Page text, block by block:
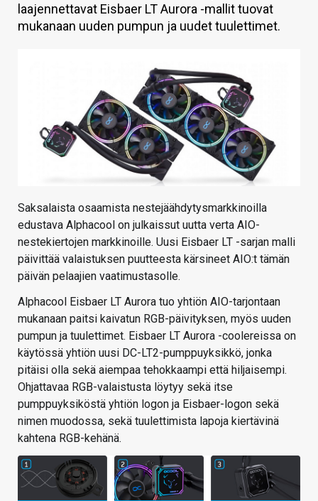
HINTA.FI
HAKU
laajennettavat Eisbaer LT Aurora -mallit tuovat
mukanaan uuden pumpun ja uudet tuulettimet.
Saksalaista osaamista nestejäähdytysmarkkinoilla
edustava Alphacool on julkaissut uutta verta AIO-
nestekiertojen markkinoille. Uusi Eisbaer LT -sarjan malli
päivittää valaistuksen puutteesta kärsineet AIO:t tämän
päivän pelaajien vaatimustasolle.
Alphacool Eisbaer LT Aurora tuo yhtiön AIO-tarjontaan
mukanaan paitsi kaivatun RGB-päivityksen, myös uuden
pumpun ja tuulettimet. Eisbaer LT Aurora -coolereissa on
käytössä yhtiön uusi DC-LT2-pumppuyksikkö, jonka
pitäisi olla sekä aiempaa tehokkaampi että hiljaisempi.
Ohjattavaa RGB-valaistusta löytyy sekä itse
pumppuyksiköstä yhtiön logon ja Eisbaer-logon sekä
nimen muodossa, sekä tuulettimista lapoja kiertävinä
kahtena RGB-kehänä.